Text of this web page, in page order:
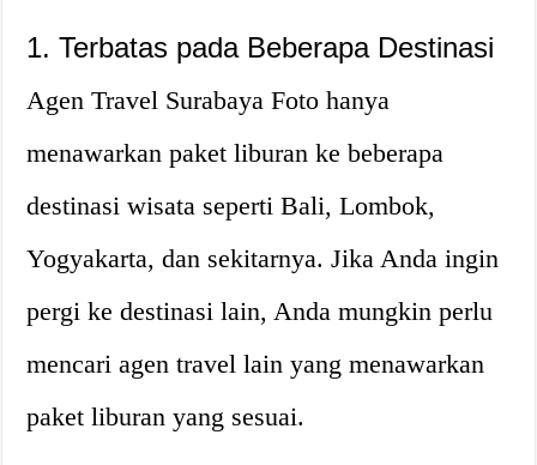
1. Terbatas pada Beberapa Destinasi
Agen Travel Surabaya Foto hanya
menawarkan paket liburan ke beberapa
destinasi wisata seperti Bali, Lombok,
Yogyakarta, dan sekitarnya. Jika Anda ingin
pergi ke destinasi lain, Anda mungkin perlu
mencari agen travel lain yang menawarkan
paket liburan yang sesuai.